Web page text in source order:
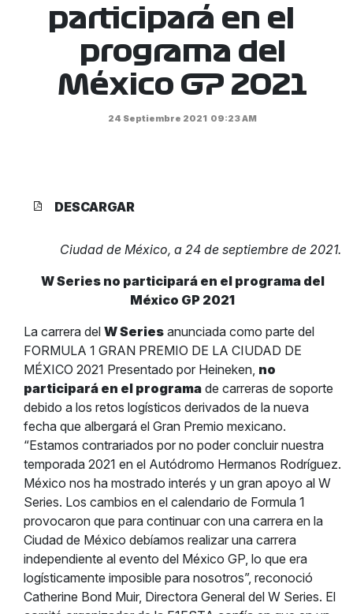
participará en el
programa del
México GP 2021
24 Septiembre 2021 09:23 AM
DESCARGAR
Ciudad de México, a 24 de septiembre de 2021.
W Series no participará en el programa del
México GP 2021
La carrera del W Series anunciada como parte del
FORMULA 1 GRAN PREMIO DE LA CIUDAD DE
MÉXICO 2021 Presentado por Heineken, no
participará en el programa de carreras de soporte
debido a los retos logísticos derivados de la nueva
fecha que albergará el Gran Premio mexicano.
“Estamos contrariados por no poder concluir nuestra
temporada 2021 en el Autódromo Hermanos Rodríguez.
México nos ha mostrado interés y un gran apoyo al W
Series. Los cambios en el calendario de Formula 1
provocaron que para continuar con una carrera en la
Ciudad de México debíamos realizar una carrera
independiente al evento del México GP, lo que era
logísticamente imposible para nosotros”, reconoció
Catherine Bond Muir, Directora General del W Series. El